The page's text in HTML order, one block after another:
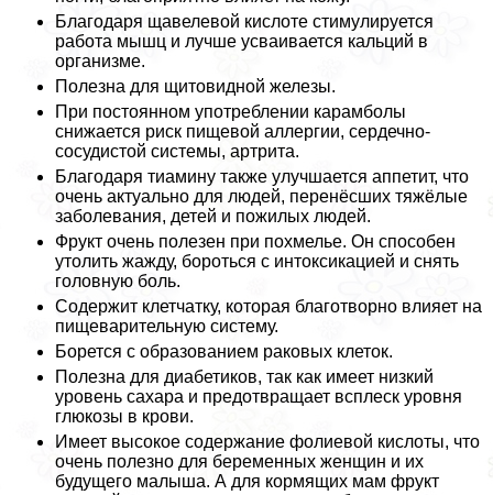
Благодаря щавелевой кислоте стимулируется
работа мышц и лучше усваивается кальций в
организме.
Полезна для щитовидной железы.
При постоянном употрeблении карамболы
снижается риск пищевой аллергии, сердечно-
сосудистой системы, артрита.
Благодаря тиамину также улучшается аппетит, что
очень актуально для людей, перенёсших тяжёлые
заболевания, детей и пожилых людей.
Фрукт очень полезен при похмелье. Он способен
утолить жажду, бороться с интоксикацией и снять
головную боль.
Содержит клетчатку, которая благотворно влияет на
пищеварительную систему.
Борется с образованием paковых клеток.
Полезна для диабетиков, так как имеет низкий
уровень сахара и предотвращает всплеск уровня
глюкозы в крови.
Имеет высокое содержание фолиевой кислоты, что
очень полезно для беременных женщин и их
будущего малыша. А для кормящих мам фрукт